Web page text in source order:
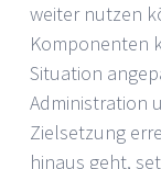
weiter nutzen
Komponenten
Situation
Administration
Zielsetzung
hinaus geht,